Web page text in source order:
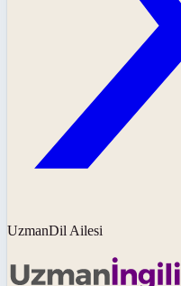
UzmanDil Ailesi